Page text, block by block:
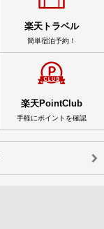
楽天トラベル
簡単宿泊予約！
楽天PointClub
手軽にポイントを確認